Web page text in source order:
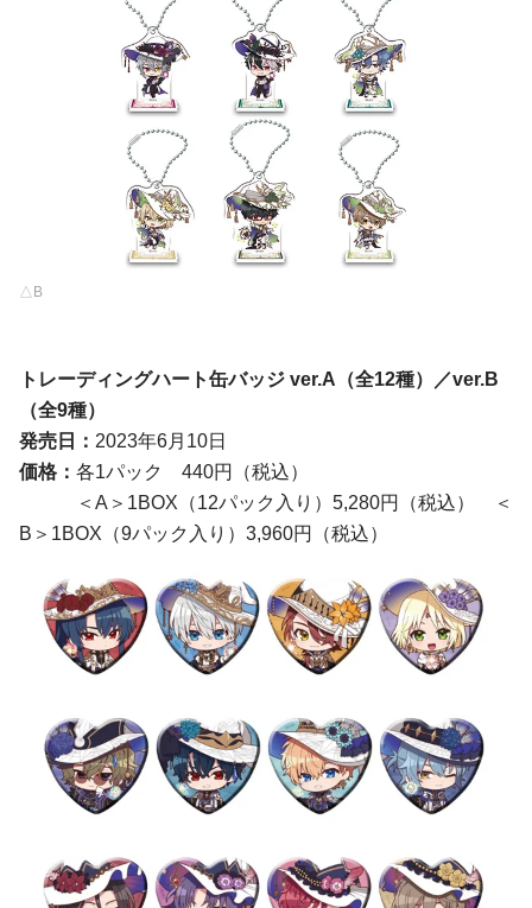
△B
トレーディングハート缶バッジ ver.A （全12種） ／ver.B
（全9種）
発売日： 2023年6月10日
価格： 各1パック 440円（税込）
＜A＞1BOX（12パック入り）5,280円（税込） ＜
B＞1BOX（9パック入り）3,960円（税込）